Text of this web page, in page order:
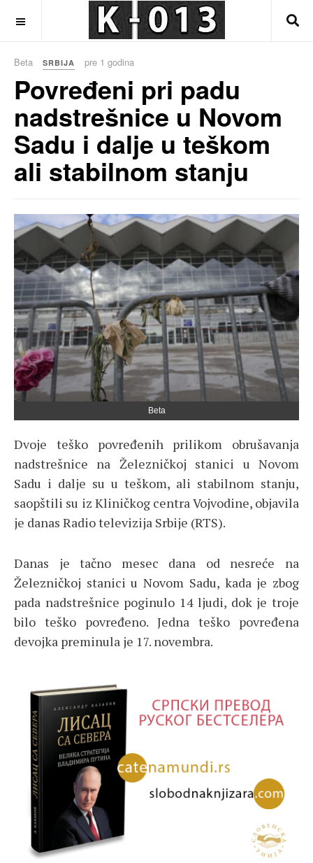
Beta SRBIJA pre 1 godina
Povređeni pri padu
nadstrešnice u Novom
Sadu i dalje u teškom
ali stabilnom stanju
Beta
Dvoje teško povređenih prilikom obrušavanja
nadstrešnice na Železničkoj stanici u Novom
Sadu i dalje su u teškom, ali stabilnom stanju,
saopštili su iz Kliničkog centra Vojvodine, objavila
je danas Radio televizija Srbije (RTS).
Danas je tačno mesec dana od nesreće na
Železničkoj stanici u Novom Sadu, kada je zbog
pada nadstrešnice poginulo 14 ljudi, dok je troje
bilo teško povređeno. Jedna teško povređena
devojka preminula je 17. novembra.